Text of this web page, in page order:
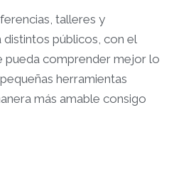
talleres y
públicos, con el
pueda comprender mejor lo
herramientas
más amable consigo